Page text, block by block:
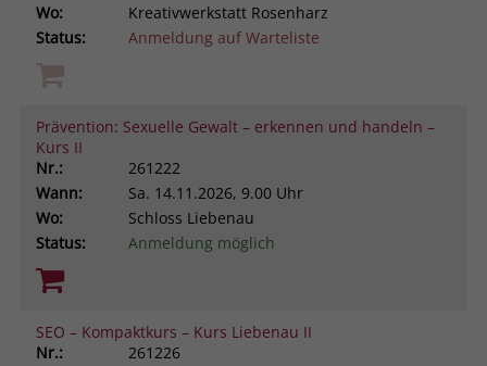
Wo:
Kreativwerkstatt Rosenharz
Status:
Anmeldung auf Warteliste
Prävention: Sexuelle Gewalt – erkennen und handeln –
Kurs II
Nr.:
261222
Wann:
Sa. 14.11.2026, 9.00 Uhr
Wo:
Schloss Liebenau
Status:
Anmeldung möglich
SEO – Kompaktkurs – Kurs Liebenau II
Nr.:
261226